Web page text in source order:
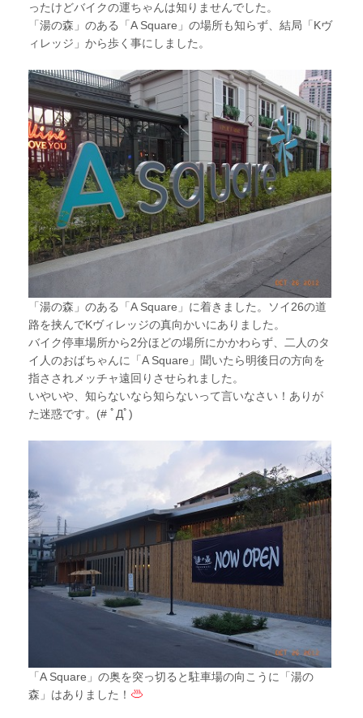
ったけどバイクの運ちゃんは知りませんでした。
「湯の森」のある「A Square」の場所も知らず、結局「Kヴ
ィレッジ」から歩く事にしました。
「湯の森」のある「A Square」に着きました。ソイ26の道
路を挟んでKヴィレッジの真向かいにありました。
バイク停車場所から2分ほどの場所にかかわらず、二人のタ
イ人のおばちゃんに「A Square」聞いたら明後日の方向を
指さされメッチャ遠回りさせられました。
いやいや、知らないなら知らないって言いなさい！ありが
た迷惑です。(# ﾟДﾟ)
「A Square」の奥を突っ切ると駐車場の向こうに「湯の
森」はありました！